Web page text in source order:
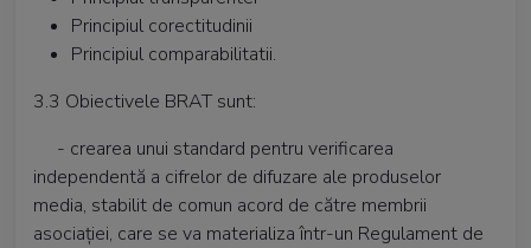
Principiul corectitudinii
Principiul comparabilitatii.
3.3 Obiectivele BRAT sunt:
- crearea unui standard pentru verificarea
independentă a cifrelor de difuzare ale produselor
media, stabilit de comun acord de către membrii
asociaţiei, care se va materializa într-un Regulament de